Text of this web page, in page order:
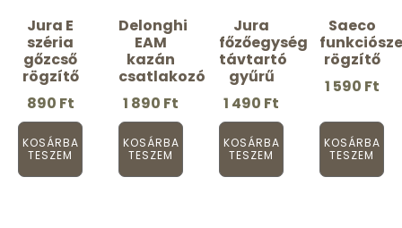
Jura E
széria
gőzcső
rögzítő
890 Ft
KOSÁRBA
TESZEM
Delonghi
EAM
kazán
csatlakozó
1 890 Ft
KOSÁRBA
TESZEM
Jura
főzőegység
távtartó
gyűrű
1 490 Ft
KOSÁRBA
TESZEM
Saeco
rögzítő
1 590 Ft
KOSÁRBA
TESZEM